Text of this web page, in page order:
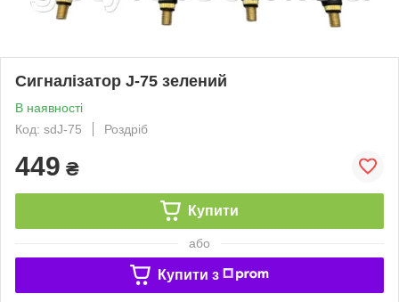
Сигналізатор J-75 зелений
В наявності
Код: sdJ-75
Роздріб
449 ₴
Купити
або
Купити з